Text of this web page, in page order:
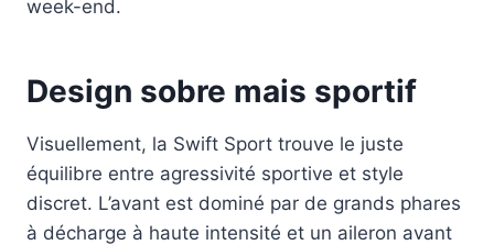
week-end.
Design sobre mais sportif
Visuellement, la Swift Sport trouve le juste
équilibre entre agressivité sportive et style
discret. L’avant est dominé par de grands phares
à décharge à haute intensité et un aileron avant